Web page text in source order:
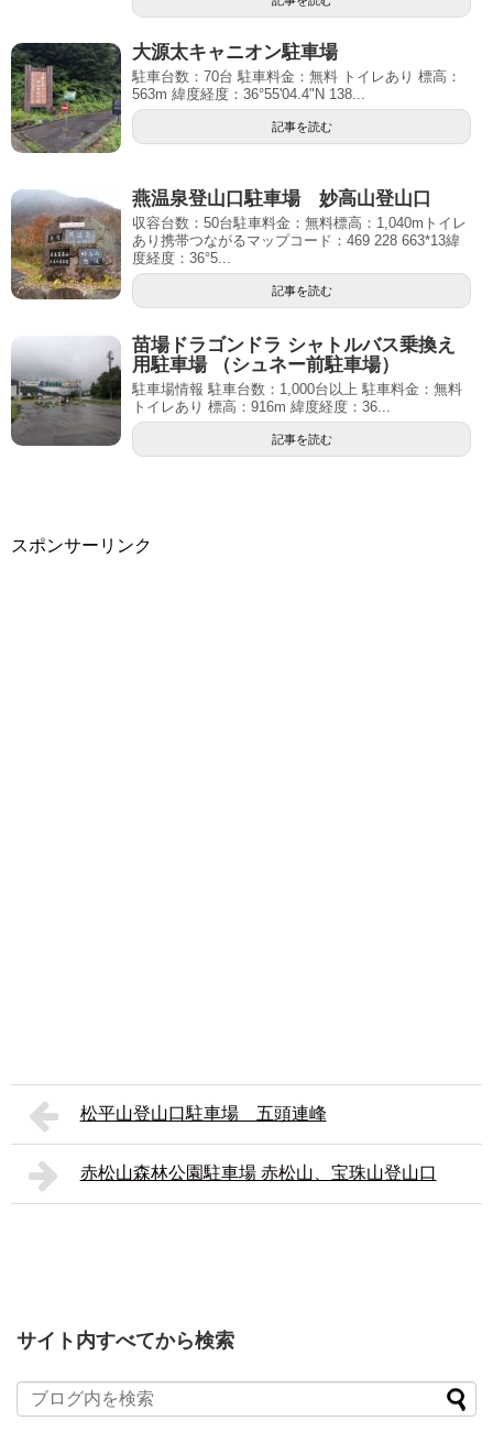
大源太キャニオン駐車場
駐車台数：70台 駐車料金：無料 トイレあり 標高：
563m 緯度経度：36°55'04.4"N 138...
記事を読む
燕温泉登山口駐車場 妙高山登山口
収容台数：50台駐車料金：無料標高：1,040mトイレ
あり携帯つながるマップコード：469 228 663*13緯
度経度：36°5...
記事を読む
苗場ドラゴンドラ シャトルバス乗換え
用駐車場 （シュネー前駐車場）
駐車場情報 駐車台数：1,000台以上 駐車料金：無料
トイレあり 標高：916m 緯度経度：36...
記事を読む
スポンサーリンク
松平山登山口駐車場 五頭連峰
赤松山森林公園駐車場 赤松山、宝珠山登山口
サイト内すべてから検索